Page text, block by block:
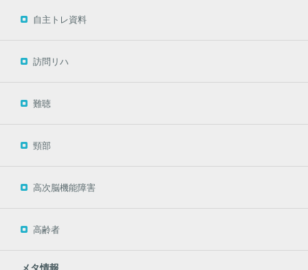
自主トレ資料
訪問リハ
難聴
頸部
高次脳機能障害
高齢者